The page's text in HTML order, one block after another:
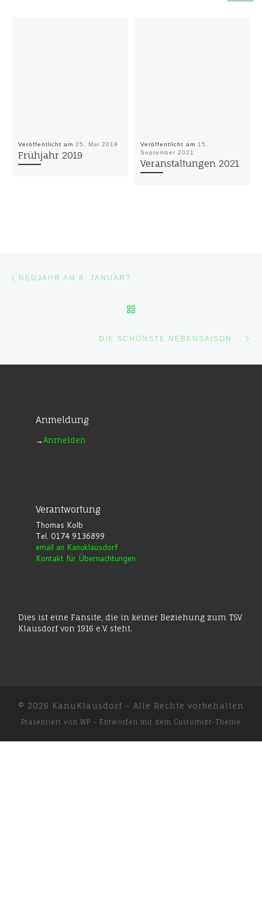
Veröffentlicht am25. Mai 2019
Frühjahr 2019
Veröffentlicht am 15.
September 2021
Veranstaltungen 2021
NEUJAHR AM 8. JANUAR?
DIE SCHÖNSTE NEBENSAISON …
Anmeldung
→Anmelden
Verantwortung
Thomas Kolb
Tel. 0174 9136899
email an Kanuklausdorf
Kontakt für Übernachtungen
Dies ist eine Fansite, die in keiner Beziehung zum TSV
Klausdorf von 1916 e.V. steht.
© 2026 KanuKlausdorf – Alle Rechte vorbehalten
Präsentiert von WP – Entworfen mit dem Customizr-Theme